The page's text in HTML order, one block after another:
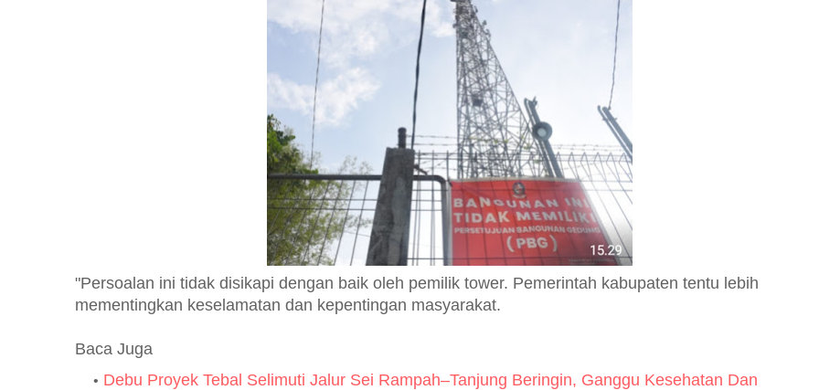
"Persoalan ini tidak disikapi dengan baik oleh pemilik tower. Pemerintah kabupaten tentu lebih
mementingkan keselamatan dan kepentingan masyarakat.
Baca Juga
Debu Proyek Tebal Selimuti Jalur Sei Rampah–Tanjung Beringin, Ganggu Kesehatan Dan